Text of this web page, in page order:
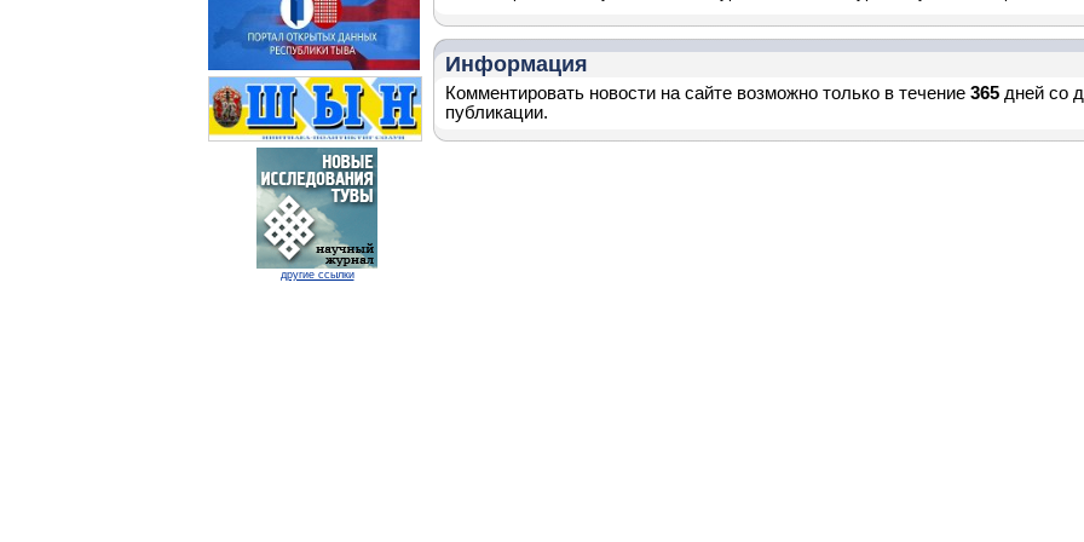
другие ссылки
Информация
Комментировать новости на сайте возможно только в течение 365 дней со
публикации.